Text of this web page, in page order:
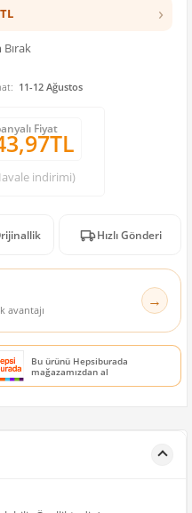
›
11-12 Ağustos
Fiyat
indirimi)
Hızlı Gönderi
avantajı →
Bu ürünü Hepsiburada
mağazamızdan al